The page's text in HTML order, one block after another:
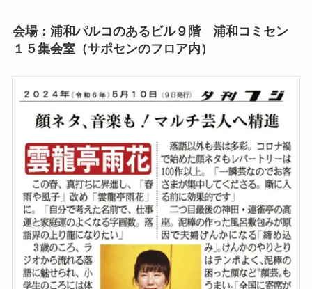
会場：浦和パルコのあるビル９階 浦和コミセン
１５集会室（サポセンのフロア内）